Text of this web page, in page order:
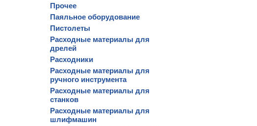
Прочее
Паяльное оборудование
Пистолеты
Расходные материалы для
дрелей
Расходники
Расходные материалы для
ручного инструмента
Расходные материалы для
станков
Расходные материалы для
шлифмашин